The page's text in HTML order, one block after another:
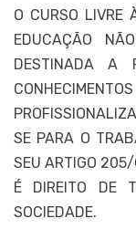
O CURSO LIVRE
EDUCAÇÃO
DESTINADA A
SE PARA O
SEU ARTIGO 205/
É DIREITO DE
SOCIEDADE.